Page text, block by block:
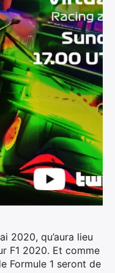
2020, qu’aura lieu
F1 2020. Et comme
Formule 1 seront de